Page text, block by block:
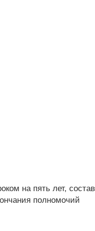
на пять лет, состав
полномочий